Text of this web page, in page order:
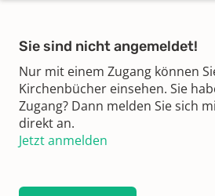
Sie sind nicht angemeldet!
Nur mit einem Zugang können
Kirchenbücher einsehen. Sie
Zugang? Dann melden Sie sich
direkt an.
Jetzt anmelden